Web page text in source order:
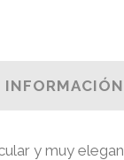
y muy